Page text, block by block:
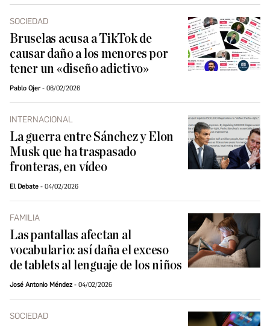
SOCIEDAD
Bruselas acusa a TikTok de
causar daño a los menores por
tener un «diseño adictivo»
Pablo Ojer 06/02/2026
INTERNACIONAL
La guerra entre Sánchez y Elon
Musk que ha traspasado
fronteras, en vídeo
El Debate 04/02/2026
FAMILIA
Las pantallas afectan al
vocabulario: así daña el exceso
de tablets al lenguaje de los niños
José Antonio Méndez 04/02/2026
SOCIEDAD